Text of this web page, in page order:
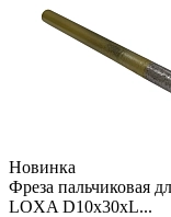
Новинка
Фреза пальчиковая
LOXA D10х30xL...